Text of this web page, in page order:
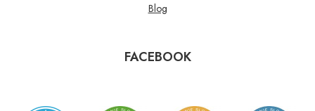
Blog
FACEBOOK